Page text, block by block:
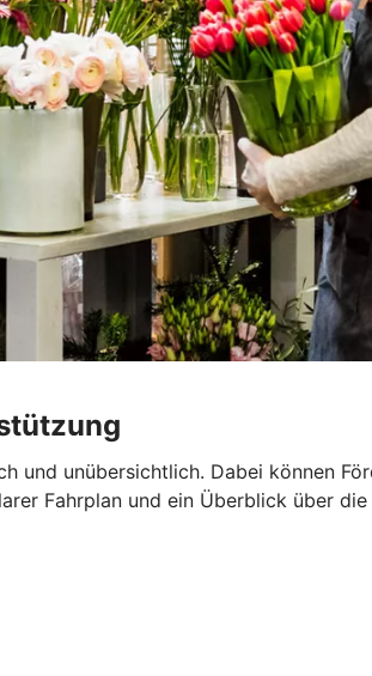
unübersichtlich. Dabei können
Fahrplan und ein Überblick über